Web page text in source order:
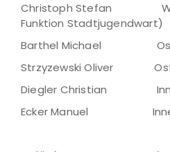
Christoph Stefan
Funktion Stadtjugendwart)
Barthel Michael
Strzyzewski Oliver
Diegler Christian
Ecker Manuel